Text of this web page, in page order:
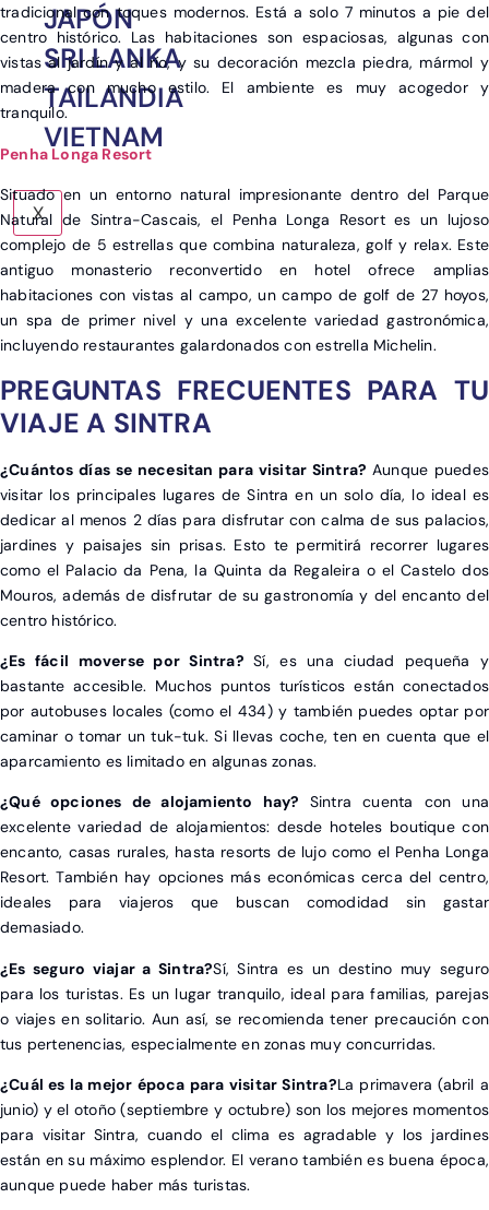
JAPÓN
SRI LANKA
TAILANDIA
VIETNAM
X
tradicional con toques modernos. Está a solo 7 minutos a pie del
centro histórico. Las habitaciones son espaciosas, algunas con
vistas al jardín y al río, y su decoración mezcla piedra, mármol y
madera con mucho estilo. El ambiente es muy acogedor y
tranquilo.
Penha Longa Resort
Situado en un entorno natural impresionante dentro del Parque
Natural de Sintra-Cascais, el Penha Longa Resort es un lujoso
complejo de 5 estrellas que combina naturaleza, golf y relax. Este
antiguo monasterio reconvertido en hotel ofrece amplias
habitaciones con vistas al campo, un campo de golf de 27 hoyos,
un spa de primer nivel y una excelente variedad gastronómica,
incluyendo restaurantes galardonados con estrella Michelin.
PREGUNTAS FRECUENTES PARA TU
VIAJE A SINTRA
¿Cuántos días se necesitan para visitar Sintra? Aunque puedes
visitar los principales lugares de Sintra en un solo día, lo ideal es
dedicar al menos 2 días para disfrutar con calma de sus palacios,
jardines y paisajes sin prisas. Esto te permitirá recorrer lugares
como el Palacio da Pena, la Quinta da Regaleira o el Castelo dos
Mouros, además de disfrutar de su gastronomía y del encanto del
centro histórico.
¿Es fácil moverse por Sintra?Sí, es una ciudad pequeña y
bastante accesible. Muchos puntos turísticos están conectados
por autobuses locales (como el 434) y también puedes optar por
caminar o tomar un tuk-tuk. Si llevas coche, ten en cuenta que el
aparcamiento es limitado en algunas zonas.
¿Qué opciones de alojamiento hay? Sintra cuenta con una
excelente variedad de alojamientos: desde hoteles boutique con
encanto, casas rurales, hasta resorts de lujo como el Penha Longa
Resort. También hay opciones más económicas cerca del centro,
ideales para viajeros que buscan comodidad sin gastar
demasiado.
¿Es seguro viajar a Sintra?Sí, Sintra es un destino muy seguro
para los turistas. Es un lugar tranquilo, ideal para familias, parejas
o viajes en solitario. Aun así, se recomienda tener precaución con
tus pertenencias, especialmente en zonas muy concurridas.
¿Cuál es la mejor época para visitar Sintra?La primavera (abril a
junio) y el otoño (septiembre y octubre) son los mejores momentos
para visitar Sintra, cuando el clima es agradable y los jardines
están en su máximo esplendor. El verano también es buena época,
aunque puede haber más turistas.